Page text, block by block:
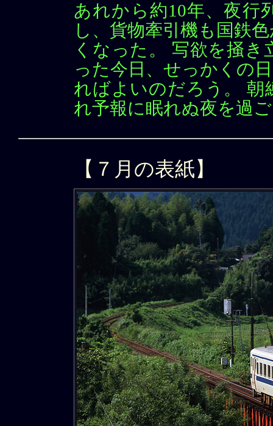
あれから約10年、夜行
し、貨物牽引機も国鉄
くなった。 写欲を掻
った今日、せっかくの
ればよいのだろう。 朝
れ予報に眠れぬ夜を過
【７月の表紙】